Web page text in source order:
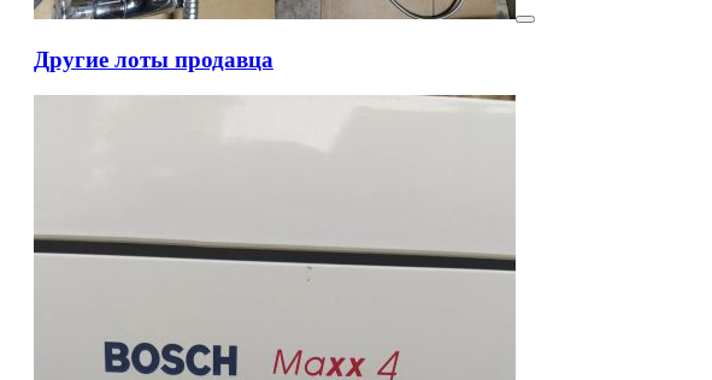
Другие лоты продавца